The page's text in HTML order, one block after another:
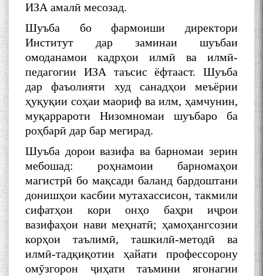
ИЗА амалӣ месозад.
Шуъба бо фармоиши директори
Институт дар заминаи шуъбаи
омоданамои кадрҳои илмӣ ва илмӣ-
педагогии ИЗА таъсис ёфтааст. Шуъба
дар фаъолияти худ санадҳои меъёрии
ҳуқуқии соҳаи маориф ва илм, ҳамчунин,
муқаррароти Низомномаи шуъбаро ба
роҳбарӣ дар бар мегирад.
Шуъба дорои вазифа ва барномаи зерин
мебошад: роҳнамоии барномаҳои
магистрӣ бо мақсади баланд бардоштани
донишҳои касбии мутахассисон, такмили
сифатҳои кори онҳо баҳри иҷрои
вазифаҳои нави меҳнатӣ; ҳамоҳангсозии
корҳои таълимӣ, ташкилӣ-методӣ ва
илмӣ-тадқиқотии ҳайати профессорону
омӯзгорон ҷиҳати таъмини ягонагии